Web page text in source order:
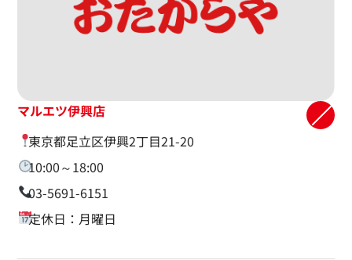
マルエツ伊興店
東京都足立区伊興2丁目21-20
10:00～18:00
03-5691-6151
定休日：月曜日